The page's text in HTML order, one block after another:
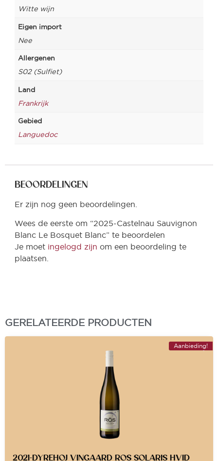
Witte wijn
Eigen import
Nee
Allergenen
S02 (Sulfiet)
Land
Frankrijk
Gebied
Languedoc
BEOORDELINGEN
Er zijn nog geen beoordelingen.
Wees de eerste om “2025-Castelnau Sauvignon
Blanc Le Bosquet Blanc” te beoordelen
Je moet ingelogd zijn om een beoordeling te
plaatsen.
GERELATEERDE PRODUCTEN
Aanbieding!
2021-DYREHOJ VINGAARD ROS SOLARIS HVID